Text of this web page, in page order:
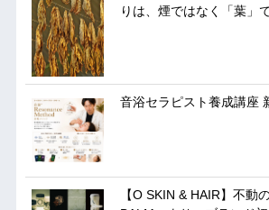
りは、煙ではなく「葉」
音浴セラピスト養成講座
【O SKIN & HAIR】不動